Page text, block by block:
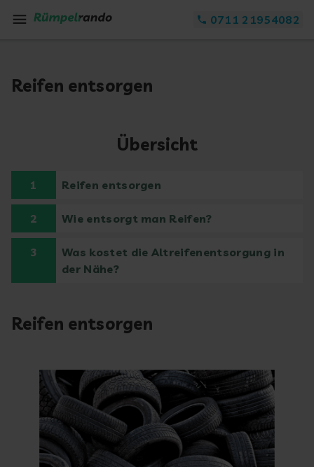
0711 21954082
Reifen entsorgen
Übersicht
1 Reifen entsorgen
2 Wie entsorgt man Reifen?
3
Was kostet die Altreifenentsorgung in
der Nähe?
Reifen entsorgen